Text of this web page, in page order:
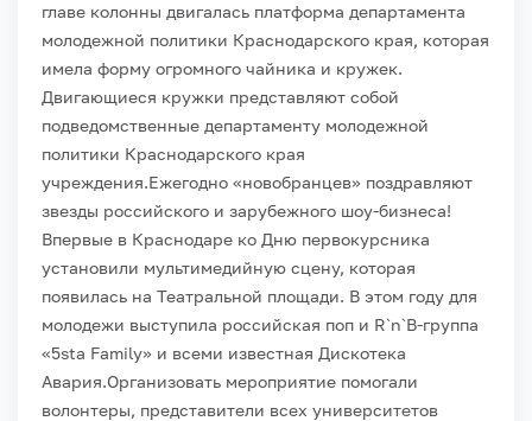
главе колонны двигалась платформа департамента
молодежной политики Краснодарского края, которая
имела форму огромного чайника и кружек.
Двигающиеся кружки представляют собой
подведомственные департаменту молодежной
политики Краснодарского края
учреждения.Ежегодно «новобранцев» поздравляют
звезды российского и зарубежного шоу-бизнеса!
Впервые в Краснодаре ко Дню первокурсника
установили мультимедийную сцену, которая
появилась на Театральной площади. В этом году для
молодежи выступила российская поп и R`n`B-группа
«5sta Family» и всеми известная Дискотека
Авария.Организовать мероприятие помогали
волонтеры, представители всех университетов